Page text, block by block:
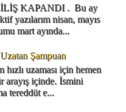
KAPANDI . Bu ay
yazılarım nisan, mayıs
mart ayında...
Şampuan
uzaması için hemen
arayış içinde. İsmini
tereddüt e...